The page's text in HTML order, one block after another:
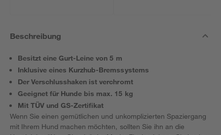
Beschreibung
Besitzt eine Gurt-Leine von 5 m
Inklusive eines Kurzhub-Bremssystems
Der Verschlusshaken ist verchromt
Geeignet für Hunde bis max. 15 kg
Mit TÜV und GS-Zertifikat
Wenn Sie einen gemütlichen und unkomplizierten Spaziergang
mit Ihrem Hund machen möchten, sollten Sie ihn an die